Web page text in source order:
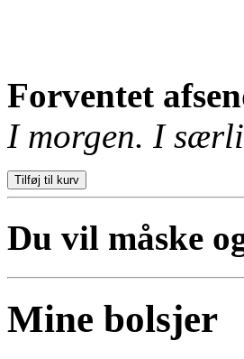
Forventet
I morgen. I
Du vil måske
Mine bolsjer